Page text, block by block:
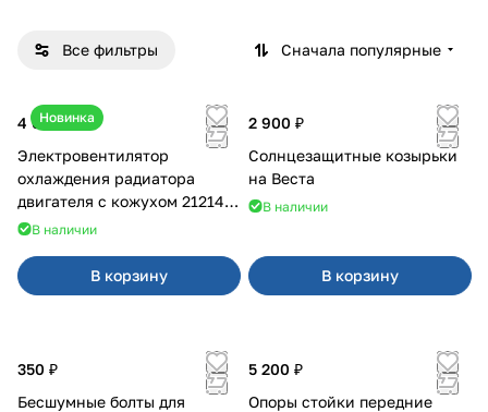
Все фильтры Сначала популярные
Новинка
4 600 ₽
Электровентилятор
охлаждения радиатора
двигателя с кожухом 21214
2121-21213 ВАЛЕЕ 95
В наличии
В корзину
2 900 ₽
Солнцезащитные козырьки
на Веста
В наличии
В корзину
350 ₽
Бесшумные болты для
5 200 ₽
Опоры стойки передние